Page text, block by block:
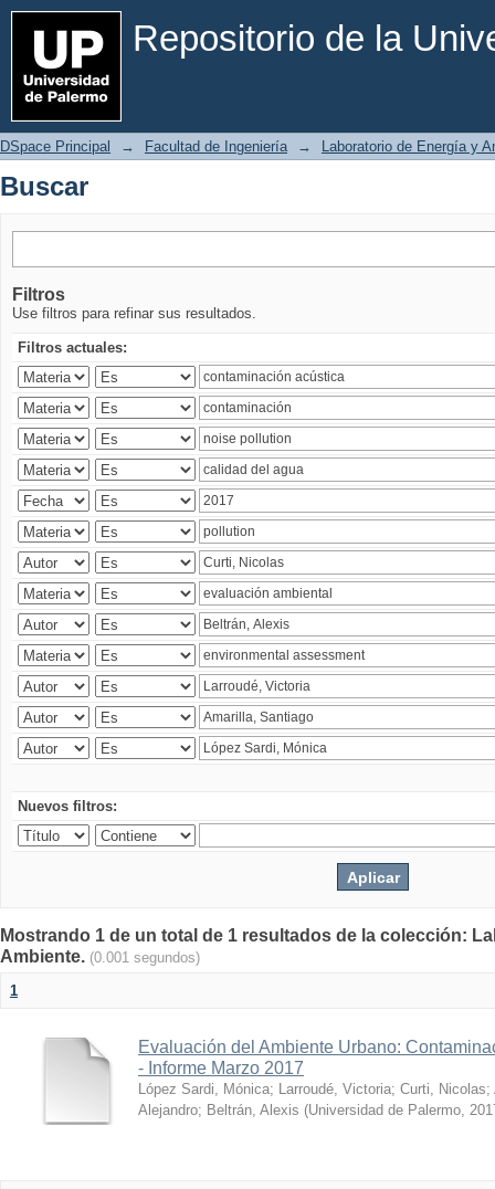
Repositorio de la
Buscar
DSpace Principal → Facultad de Ingeniería → Laboratorio de Energía y
Buscar
Filtros
Use filtros para refinar sus resultados.
Filtros actuales:
Nuevos filtros:
Mostrando 1 de un total de 1 resultados de la colección:
Ambiente. (0.001 segundos)
1
Evaluación del Ambiente Urbano:
- Informe Marzo 2017
López Sardi, Mónica; Larroudé, Victoria; Curti, Nicolas;
Alejandro; Beltrán, Alexis (Universidad de Palermo,